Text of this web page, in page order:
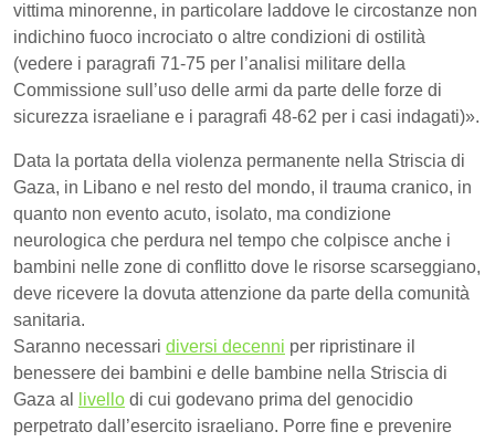
vittima minorenne, in particolare laddove le circostanze non
indichino fuoco incrociato o altre condizioni di ostilità
(vedere i paragrafi 71-75 per l’analisi militare della
Commissione sull’uso delle armi da parte delle forze di
sicurezza israeliane e i paragrafi 48-62 per i casi indagati)».
Data la portata della violenza permanente nella Striscia di
Gaza, in Libano e nel resto del mondo, il trauma cranico, in
quanto non evento acuto, isolato, ma condizione
neurologica che perdura nel tempo che colpisce anche i
bambini nelle zone di conflitto dove le risorse scarseggiano,
deve ricevere la dovuta attenzione da parte della comunità
sanitaria.
Saranno necessari diversi decenni per ripristinare il
benessere dei bambini e delle bambine nella Striscia di
Gaza al
livello di cui godevano prima del genocidio
perpetrato dall’esercito israeliano. Porre fine e prevenire